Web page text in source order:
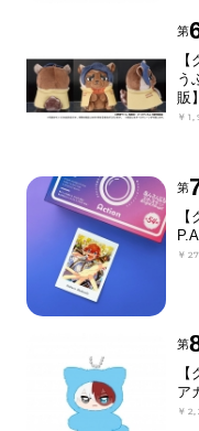
第
う
販】
￥
第
￥
第
ア
￥